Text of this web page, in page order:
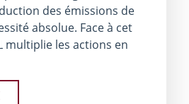
des émissions de
absolue. Face à cet
multiplie les actions en